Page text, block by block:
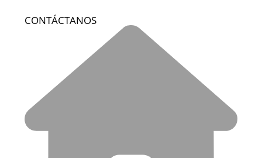
CONTÁCTANOS